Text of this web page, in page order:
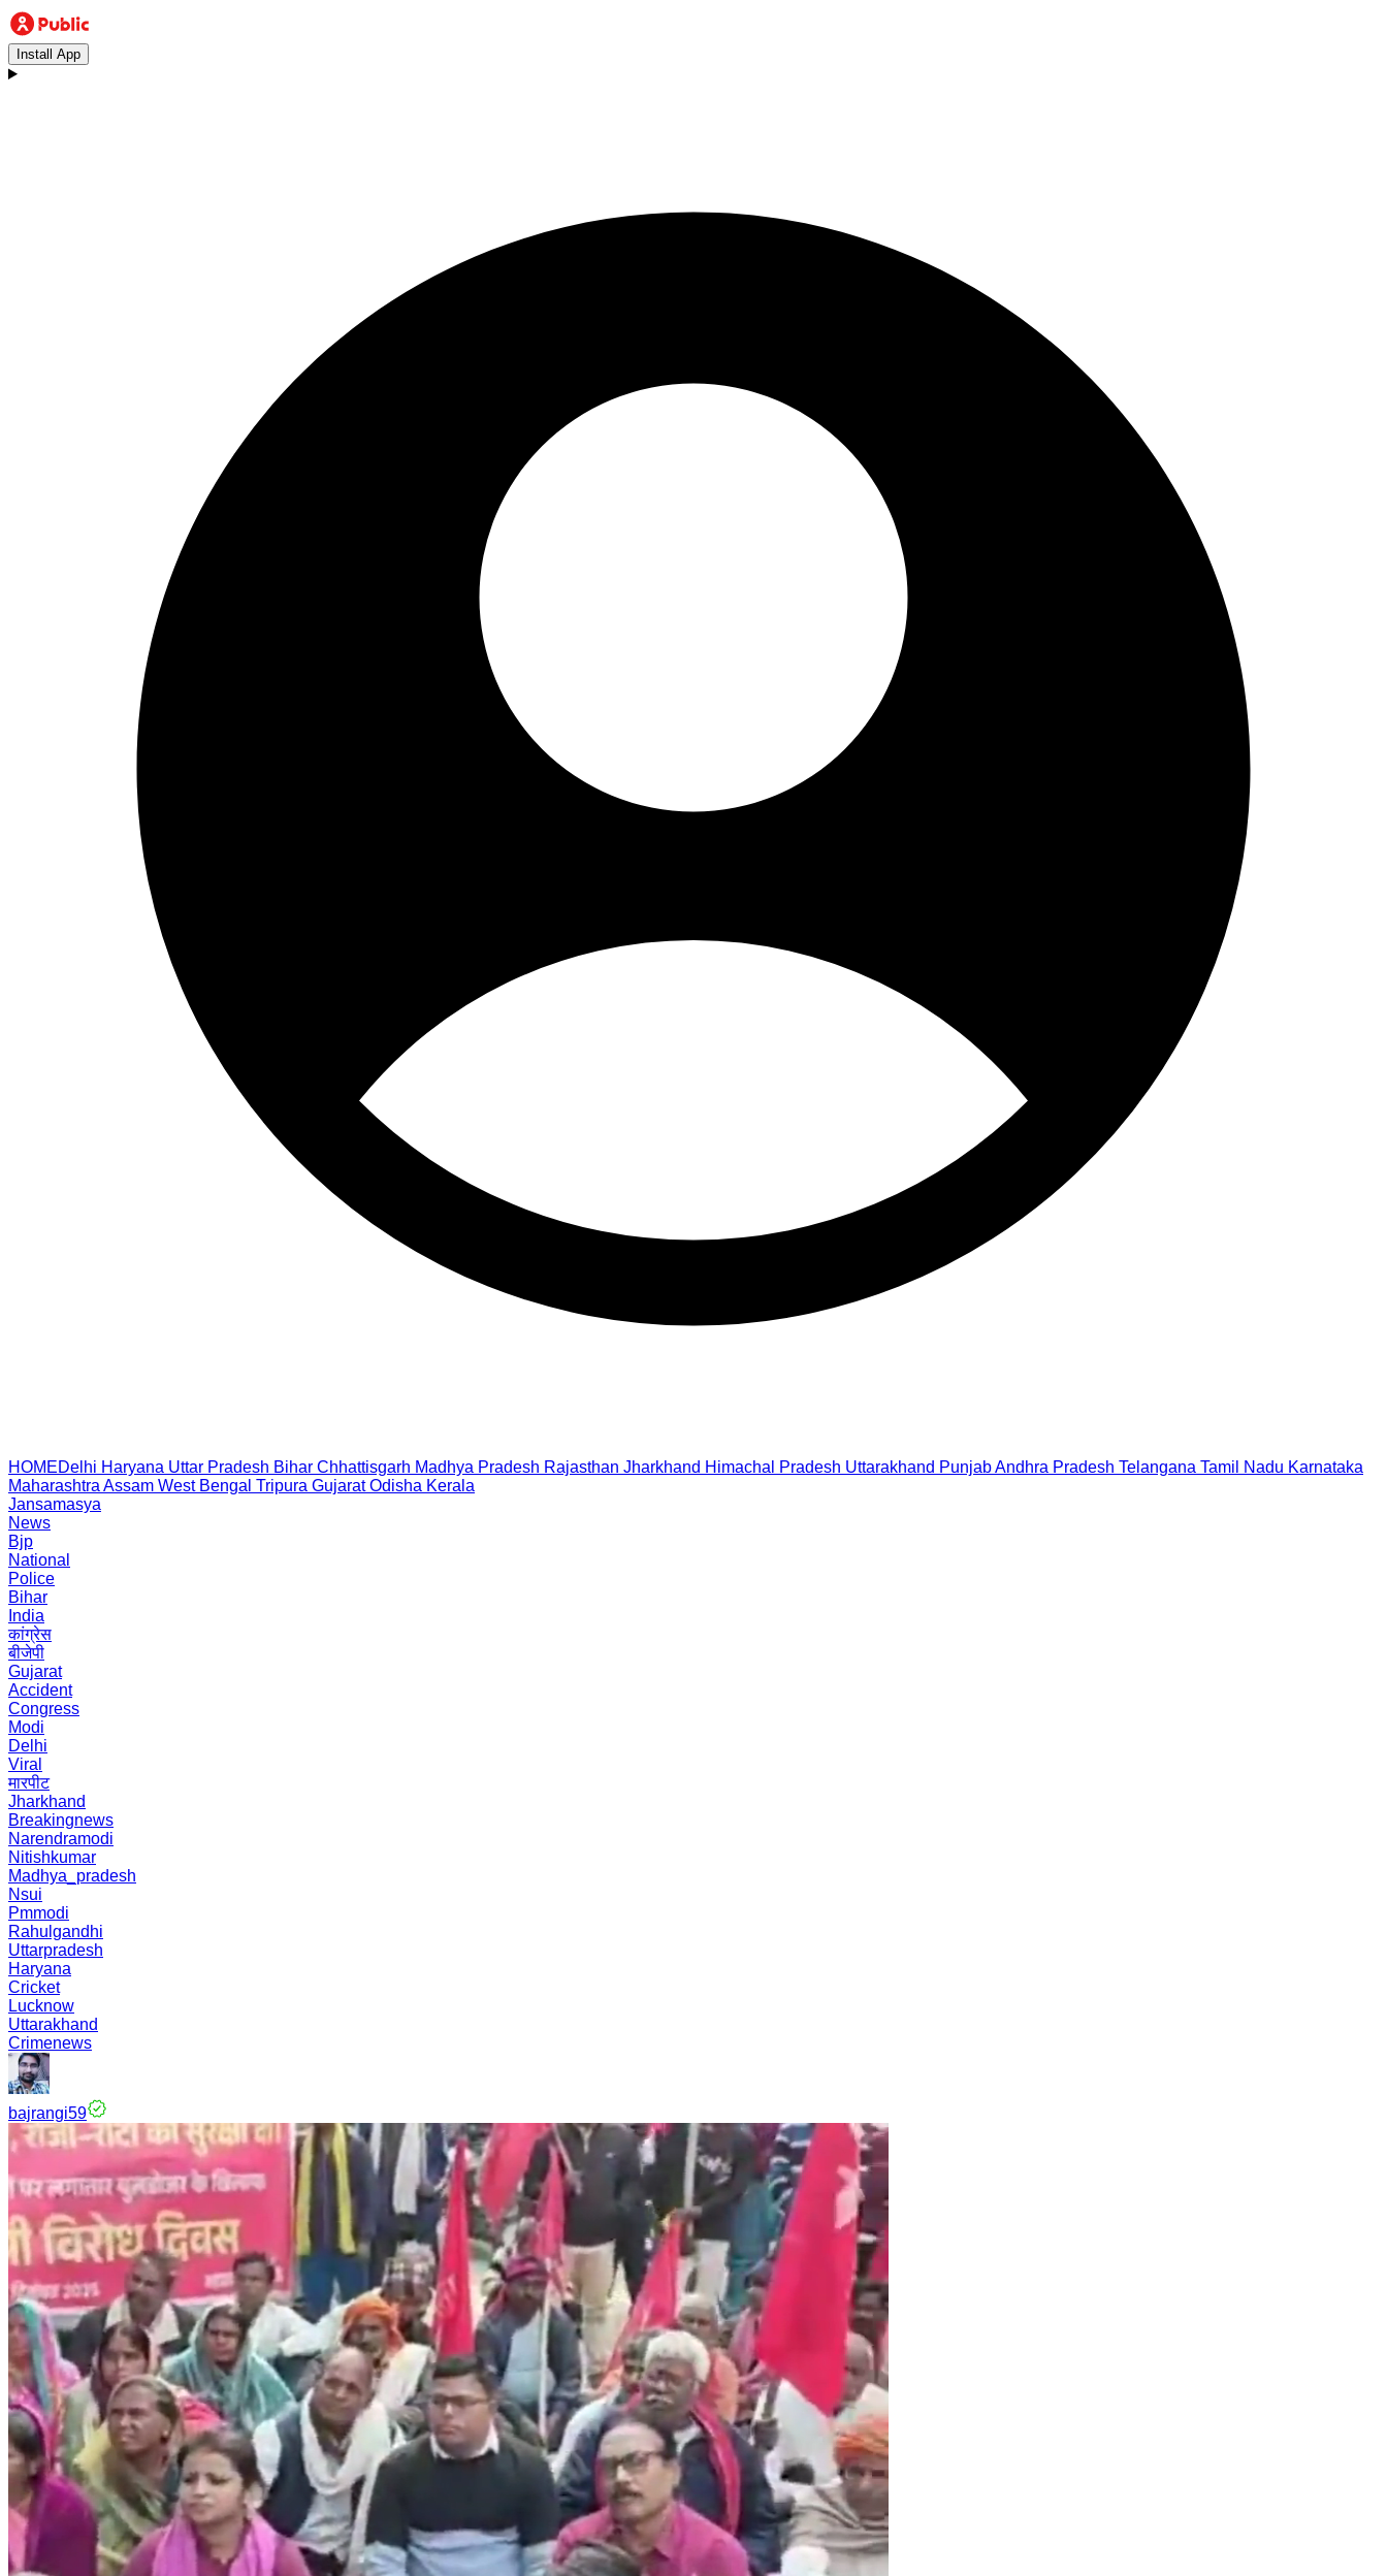
Install App
HOMEDelhi Haryana Uttar Pradesh Bihar Chhattisgarh Madhya Pradesh Rajasthan Jharkhand Himachal Pradesh Uttarakhand PunjabAndhra Pradesh Telangana Tamil Nadu Karnataka
Maharashtra Assam West Bengal Tripura Gujarat Odisha Kerala
Jansamasya
News
Bjp
National
Police
Bihar
India
कांग्रेस
बीजेपी
Gujarat
Accident
Congress
Modi
Delhi
Viral
मारपीट
Jharkhand
Breakingnews
Narendramodi
Nitishkumar
Madhya_pradesh
Nsui
Pmmodi
Rahulgandhi
Uttarpradesh
Haryana
Cricket
Lucknow
Uttarakhand
Crimenews
bajrangi59